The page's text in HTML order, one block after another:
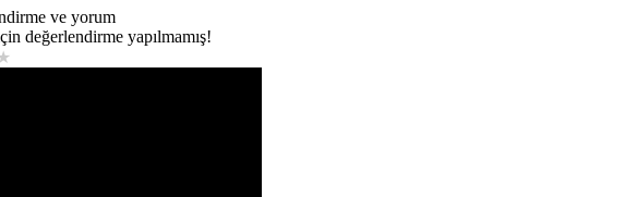
ve yorum
değerlendirme yapılmamış!